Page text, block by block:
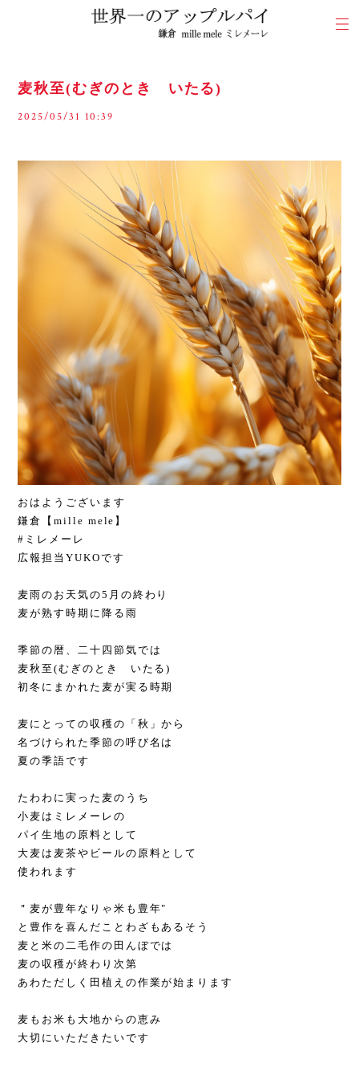
麦秋至(むぎのとき いたる)
2025/05/31 10:39
おはようございます
鎌倉【mille mele】
#ミレメーレ
広報担当YUKOです
麦雨のお天気の5月の終わり
麦が熟す時期に降る雨
季節の暦、二十四節気では
麦秋至(むぎのとき いたる)
初冬にまかれた麦が実る時期
麦にとっての収穫の「秋」から
名づけられた季節の呼び名は
夏の季語です
たわわに実った麦のうち
小麦はミレメーレの
パイ生地の原料として
大麦は麦茶やビールの原料として
使われます
＂麦が豊年なりゃ米も豊年"
と豊作を喜んだことわざもあるそう
麦と米の二毛作の田んぼでは
麦の収穫が終わり次第
あわただしく田植えの作業が始まります
麦もお米も大地からの恵み
大切にいただきたいです